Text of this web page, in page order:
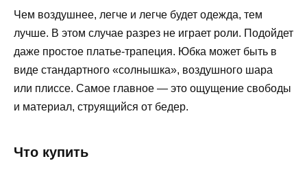
Чем воздушнее, легче и легче будет одежда, тем
лучше. В этом случае разрез не играет роли. Подойдет
даже простое платье-трапеция. Юбка может быть в
виде стандартного «солнышка», воздушного шара
или плиссе. Самое главное — это ощущение свободы
и материал, струящийся от бедер.
Что купить